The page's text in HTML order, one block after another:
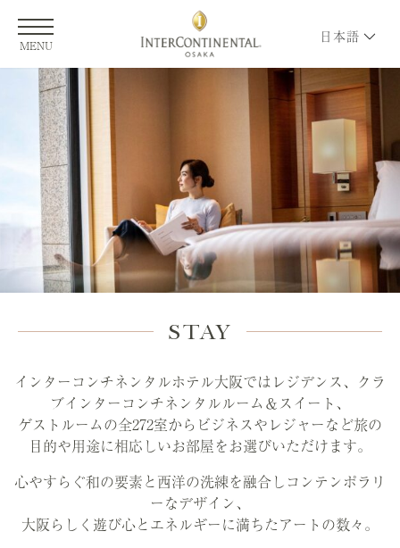
MENU
日本語
STAY
インターコンチネンタルホテル大阪ではレジデンス、クラ
ブインターコンチネンタルルーム＆スイート、
ゲストルームの全272室からビジネスやレジャーなど旅の
目的や用途に相応しいお部屋をお選びいただけます。
心やすらぐ和の要素と西洋の洗練を融合しコンテンポラリ
ーなデザイン、
大阪らしく遊び心とエネルギーに満ちたアートの数々。